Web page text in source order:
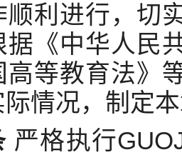
顺利进行，切
据《中华人民
高等教育法》
情况，制定
严格执行